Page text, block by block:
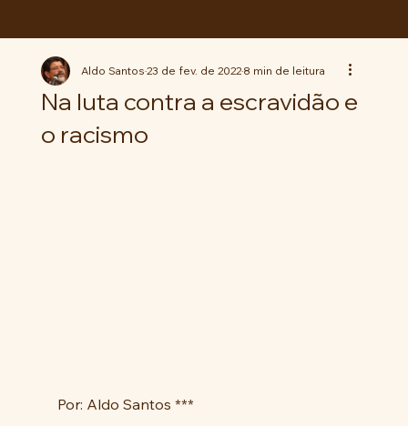
Na luta contra a escravidão e
o racismo
Aldo Santos23 de fev. de 20228 min de leitura
Por: Aldo Santos ***